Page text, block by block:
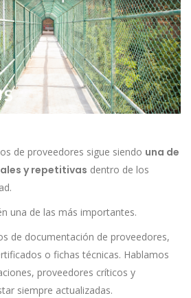
de proveedores sigue siendo una de
y repetitivas dentro de los
una de las más importantes.
de documentación de proveedores,
o fichas técnicas. Hablamos
proveedores críticos y
siempre actualizadas.